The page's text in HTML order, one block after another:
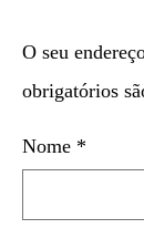
O seu
obrigatórios
Nome *